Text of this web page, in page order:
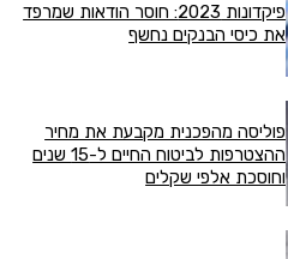
פיקדונות 2023: חוסר הודאות שמרפד
את כיסי הבנקים נחשף
פוליסה מהפכנית מקבעת את מחיר
ההצטרפות לביטוח החיים ל-15 שנים
וחוסכת אלפי שקלים